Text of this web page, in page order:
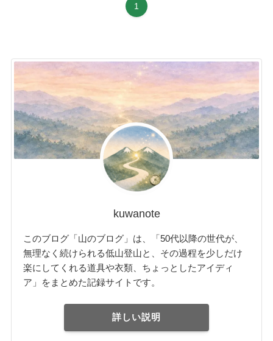
1
kuwanote
このブログ「山のブログ」は、「50代以降の世代が、
無理なく続けられる低山登山と、その過程を少しだけ
楽にしてくれる道具や衣類、ちょっとしたアイディ
ア」をまとめた記録サイトです。
詳しい説明